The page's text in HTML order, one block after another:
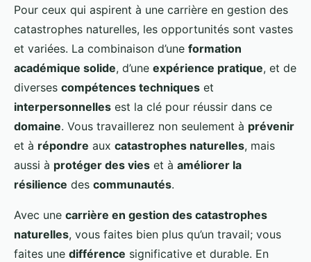
Pour ceux qui aspirent à une carrière en gestion des
catastrophes naturelles, les opportunités sont vastes
et variées. La combinaison d’une formation
académique solide, d’une expérience pratique, et de
diverses compétences techniques et
interpersonnelles est la clé pour réussir dans ce
domaine. Vous travaillerez non seulement à prévenir
et à répondre aux catastrophes naturelles, mais
aussi à protéger des vies et à améliorer la
résilience des communautés.
Avec une carrière en gestion des catastrophes
naturelles, vous faites bien plus qu’un travail; vous
faites une différence significative et durable. En